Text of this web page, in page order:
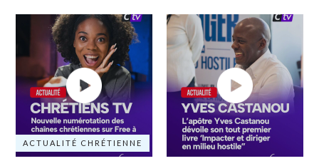
ACTUALITÉ CHRÉTIENNE